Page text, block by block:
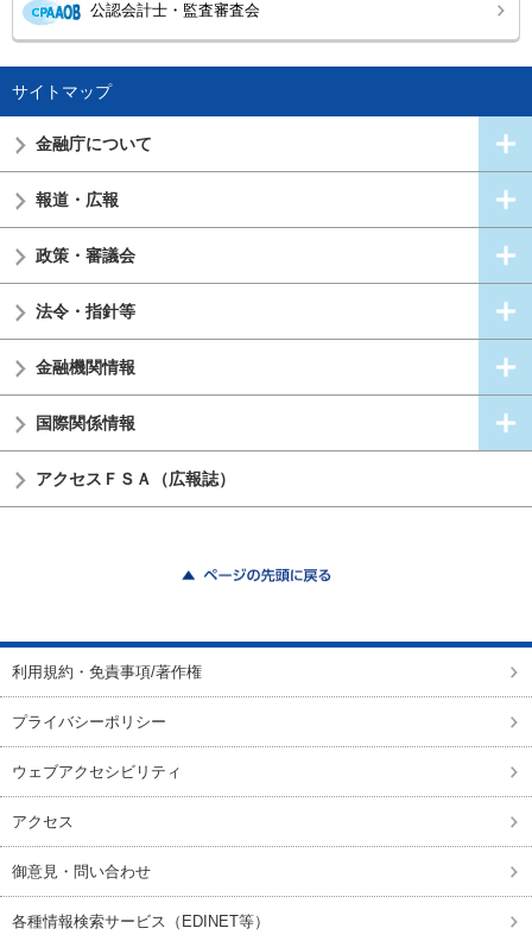
公認会計士・監査審査会
サイトマップ
金融庁について
報道・広報
政策・審議会
法令・指針等
金融機関情報
国際関係情報
アクセスＦＳＡ（広報誌）
利用規約・免責事項/著作権
プライバシーポリシー
ウェブアクセシビリティ
アクセス
御意見・問い合わせ
各種情報検索サービス（EDINET等）